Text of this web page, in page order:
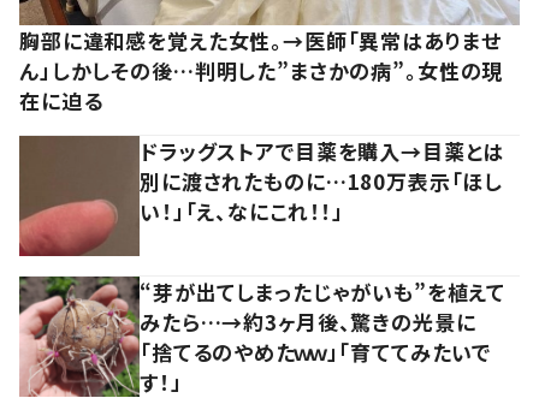
胸部に違和感を覚えた女性。→医師「異常はありませ
ん」しかしその後…判明した”まさかの病”。女性の現
在に迫る
ドラッグストアで目薬を購入→目薬とは
別に渡されたものに…180万表示「ほし
い！」「え、なにこれ！！」
“芽が出てしまったじゃがいも”を植えて
みたら…→約3ヶ月後、驚きの光景に
「捨てるのやめたｗｗ」「育ててみたいで
す！」